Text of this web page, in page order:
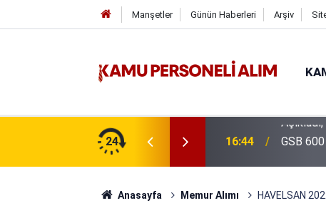
Manşetler Günün Haberleri Arşiv
24
Gündemde! Bakan Çiftçi Süreci
16:44 GSB
Anasayfa Memur Alımı HAVELSAN